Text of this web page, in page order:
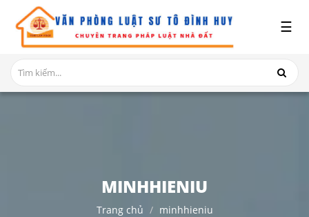
GIỚI
THIỆU
DỊCH
☰
MINHHIENIU
Trang chủ minhhieniu